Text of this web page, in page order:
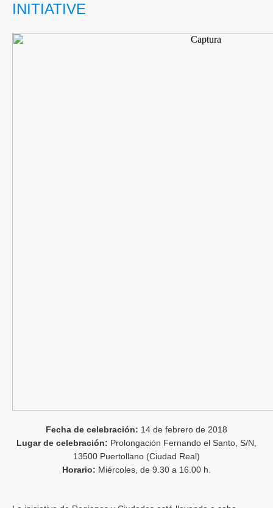
INITIATIVE
Fecha de celebración: 14 de febrero de 2018
Lugar de celebración: Prolongación Fernando el Santo, S/N,
13500 Puertollano (Ciudad Real)
Horario: Miércoles, de 9.30 a 16.00 h.